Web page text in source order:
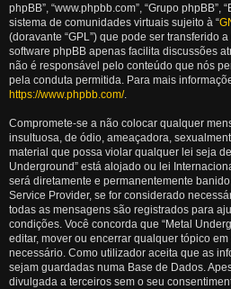
phpBB”, “www.phpbb.com”, “Grupo phpBB”,
sistema de comunidades virtuais sujeito à “
(doravante “GPL”) que pode ser transferido a
software phpBB apenas facilita discussões
não é responsável pelo conteúdo que nós
pela conduta permitida. Para mais
https://www.phpbb.com/.
Compromete-se a não colocar qualquer
insultuosa, de ódio, ameaçadora,
material que possa violar qualquer lei seja
Underground” está alojado ou lei
será diretamente e permanentemente
Service Provider, se for considerado
todas as mensagens são registrados para
condições. Você concorda que “Metal
editar, mover ou encerrar qualquer tópico
necessário. Como utilizador aceita que as
sejam guardadas numa Base de Dados.
divulgada a terceiros sem o seu